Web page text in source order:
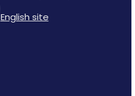
English site